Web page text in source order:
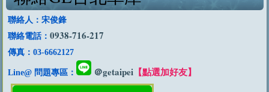
聯絡人：宋俊鋒
聯絡電話：0938-716-217
傳真：03-6662127
Line@ 問題專區： ＠getaipei